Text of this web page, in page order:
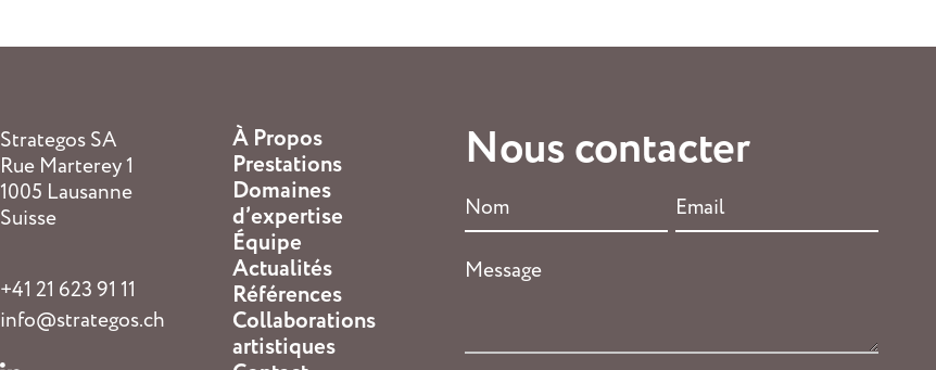
Strategos SA
Rue Marterey 1
1005 Lausanne
Suisse
+41 21 623 91 11
info@strategos.ch
À Propos
Prestations
Domaines
d’expertise
Équipe
Actualités
Références
Collaborations
artistiques
Nous contacter
Nom
*
Email
*
Message